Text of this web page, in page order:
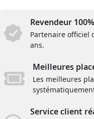
Revendeur
Partenaire officiel
ans.
Meilleures
Les meilleures
Service client